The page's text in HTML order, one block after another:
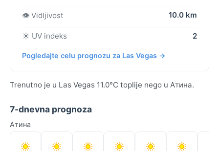
👁️ Vidljivost 10.0 km
☀️ UV indeks 2
Pogledajte celu prognozu za Las Vegas →
Trenutno je u Las Vegas 11.0°C toplije nego u Атина.
7-dnevna prognoza
Атина